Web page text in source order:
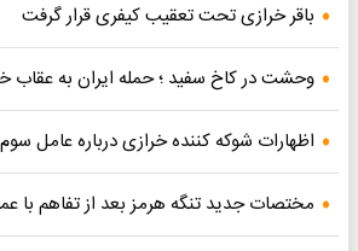
باقر خرازی تحت تعقیب کیفری قرار گرفت
وحشت در کاخ سفید ؛ حمله ایران به عقاب
اظهارات شوکه کننده خرازی درباره عامل
مختصات جدید تنگه هرمز بعد از تفاهم با